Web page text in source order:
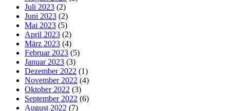
Juli 2023 (2)
Juni 2023 (2)
Mai 2023 (5)
April 2023 (2)
März 2023 (4)
Februar 2023 (5)
Januar 2023 (3)
Dezember 2022 (1)
November 2022 (4)
Oktober 2022 (3)
September 2022 (6)
August 2022 (7)